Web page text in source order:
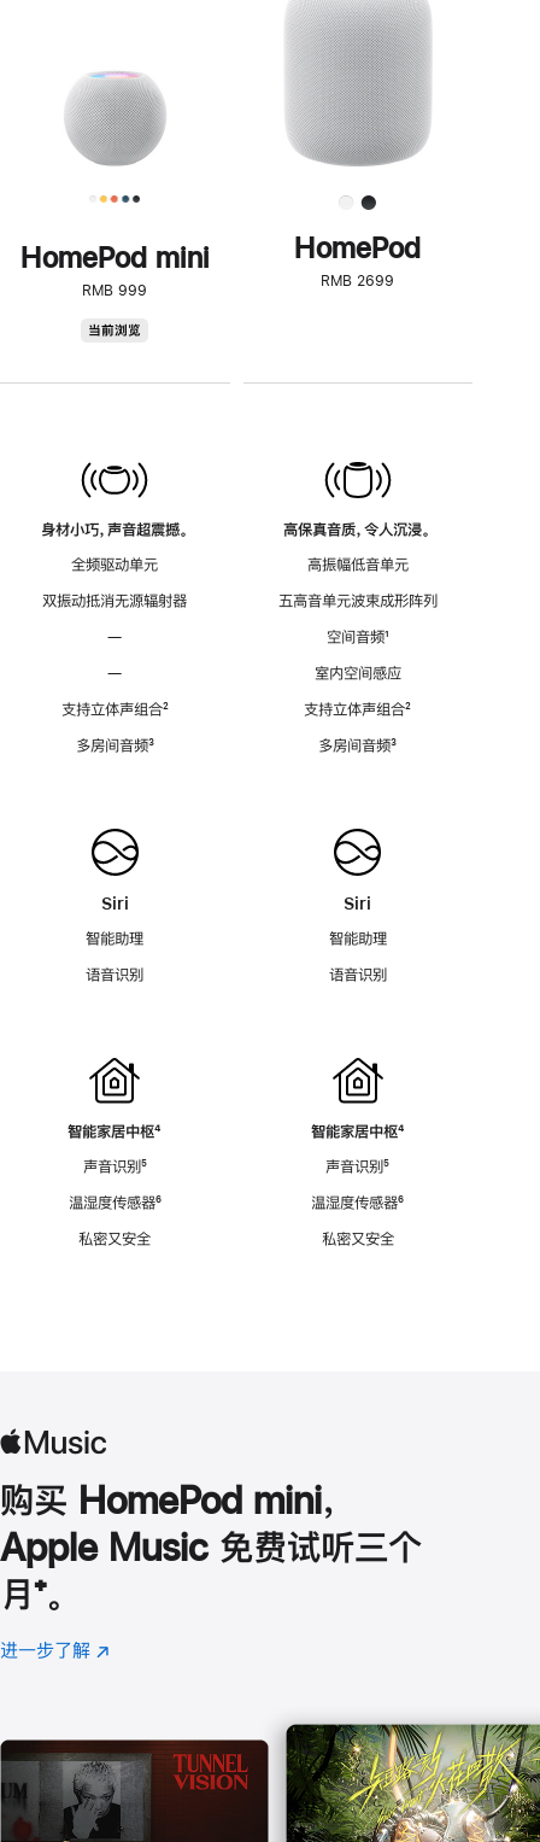
HomePod mini
RMB 999
当前浏览
身材小巧，声音超震撼。
全频驱动单元
双振动抵消无源辐射器
—
—
支持立体声组合脚
²
多房间音频脚
³
Siri
智能助理
语音识别
智能家居中枢脚
⁴
声音识别脚
⁵
温湿度传感器脚
⁶
私密又安全
了
解
HomePod<
HomePod
RMB 2699
高保真音质，令人沉浸。
高振幅低音单元
五高音单元波束成形阵列
空间音频脚
¹
室内空间感应
支持立体声组合脚
²
多房间音频脚
³
Siri
智能助理
语音识别
智能家居中枢脚
⁴
声音识别脚
⁵
温湿度传感器脚
⁶
私密又安全
购买 HomePod mini，
Apple Music 免费试听三个
月 脚
注
⁺。
进一步了解 Apple
(在
口
中
打
开)